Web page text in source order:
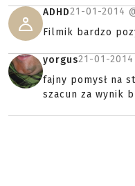
ADHD21-01-2014
Filmik bardzo
yorgus21-01-2014
fajny pomysł na
szacun za wynik